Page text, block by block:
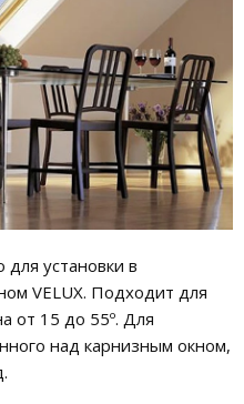
установки в
VELUX. Подходит для
от 15 до 55º. Для
над карнизным окном,